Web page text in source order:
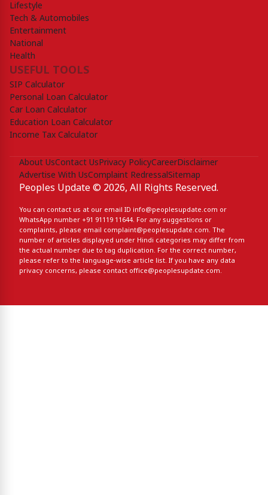
Lifestyle
Tech & Automobiles
Entertainment
National
Health
USEFUL TOOLS
SIP Calculator
Personal Loan Calculator
Car Loan Calculator
Education Loan Calculator
Income Tax Calculator
About UsContact UsPrivacy PolicyCareerDisclaimer
Advertise With UsComplaint RedressalSitemap
Peoples Update © 2026, All Rights Reserved.
You can contact us at our email ID info@peoplesupdate.com or
WhatsApp number +91 91119 11644. For any suggestions or
complaints, please email complaint@peoplesupdate.com. The
number of articles displayed under Hindi categories may differ from
the actual number due to tag duplication. For the correct number,
please refer to the language-wise article list. If you have any data
privacy concerns, please contact office@peoplesupdate.com.